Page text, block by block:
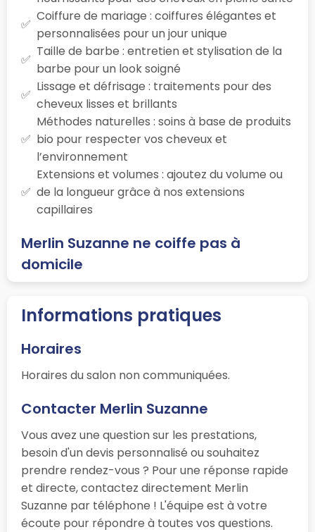
Coiffure de mariage : coiffures élégantes et
personnalisées pour un jour unique
Taille de barbe : entretien et stylisation de la
barbe pour un look soigné
Lissage et défrisage : traitements pour des
cheveux lisses et brillants
Méthodes naturelles : soins à base de produits
bio pour respecter vos cheveux et
l’environnement
Extensions et volumes : ajoutez du volume ou
de la longueur grâce à nos extensions
capillaires
Merlin Suzanne ne coiffe pas à
domicile
Informations pratiques
Horaires
Horaires du salon non communiquées.
Contacter Merlin Suzanne
Vous avez une question sur les prestations,
besoin d'un devis personnalisé ou souhaitez
prendre rendez-vous ? Pour une réponse rapide
et directe, contactez directement Merlin
Suzanne par téléphone ! L'équipe est à votre
écoute pour répondre à toutes vos questions.